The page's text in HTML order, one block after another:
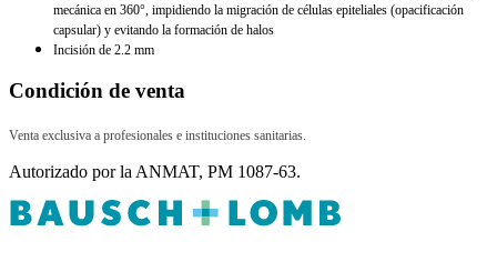
mecánica en 360°, impidiendo la migración de células epiteliales (opacificación
capsular) y evitando la formación de halos
Incisión de 2.2 mm
Condición de venta
Venta exclusiva a profesionales e instituciones sanitarias.
Autorizado por la ANMAT, PM 1087-63.